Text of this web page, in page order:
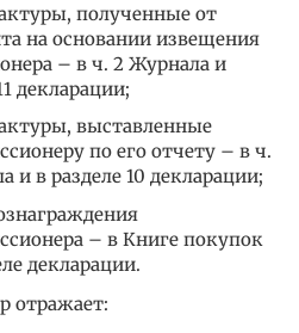
полученные от
на основании извещения
– в ч. 2 Журнала и
декларации;
выставленные
по его отчету – в ч.
и в разделе 10 декларации;
– в Книге покупок
декларации.
отражает: